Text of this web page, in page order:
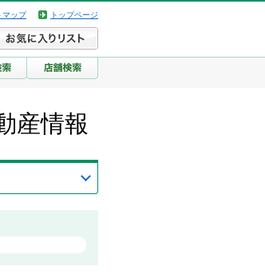
マップ トップページ
産情報